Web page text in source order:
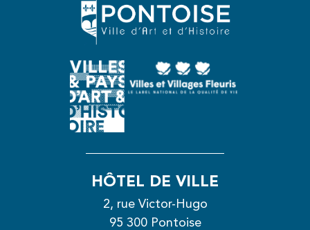
HÔTEL DE VILLE
2, rue Victor-Hugo
95 300 Pontoise